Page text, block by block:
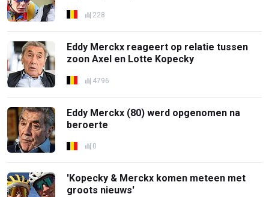
228
Eddy Merckx reageert op relatie tussen
zoon Axel en Lotte Kopecky
4796
Eddy Merckx (80) werd opgenomen na
beroerte
0
'Kopecky & Merckx komen meteen met
groots nieuws'